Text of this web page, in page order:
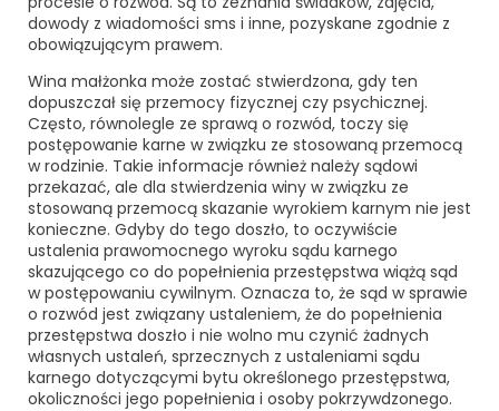
dowody z wiadomości sms i inne, pozyskane zgodnie z
obowiązującym prawem.
Wina małżonka może zostać stwierdzona, gdy ten
dopuszczał się przemocy fizycznej czy psychicznej.
Często, równolegle ze sprawą o rozwód, toczy się
postępowanie karne w związku ze stosowaną przemocą
w rodzinie. Takie informacje również należy sądowi
przekazać, ale dla stwierdzenia winy w związku ze
stosowaną przemocą skazanie wyrokiem karnym nie jest
konieczne. Gdyby do tego doszło, to oczywiście
ustalenia prawomocnego wyroku sądu karnego
skazującego co do popełnienia przestępstwa wiążą sąd
w postępowaniu cywilnym. Oznacza to, że sąd w sprawie
o rozwód jest związany ustaleniem, że do popełnienia
przestępstwa doszło i nie wolno mu czynić żadnych
własnych ustaleń, sprzecznych z ustaleniami sądu
karnego dotyczącymi bytu określonego przestępstwa,
okoliczności jego popełnienia i osoby pokrzywdzonego.